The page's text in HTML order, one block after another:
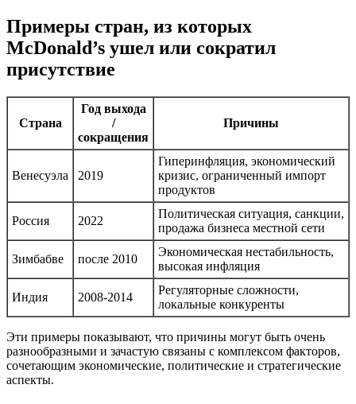
Примеры стран, из которых
McDonald’s ушел или сократил
присутствие
Страна
Год выхода
/
сокращения
Причины
Венесуэла 2019
Гиперинфляция, экономический
кризис, ограниченный импорт
продуктов
Росcия 2022
Политическая ситуация, санкции,
продажа бизнеса местной сети
Зимбабве после 2010
Экономическая нестабильность,
высокая инфляция
Индия 2008-2014
Регуляторные сложности,
локальные конкуренты
Эти примеры показывают, что причины могут быть очень
разнообразными и зачастую связаны с комплексом факторов,
сочетающим экономические, политические и стратегические
аспекты.